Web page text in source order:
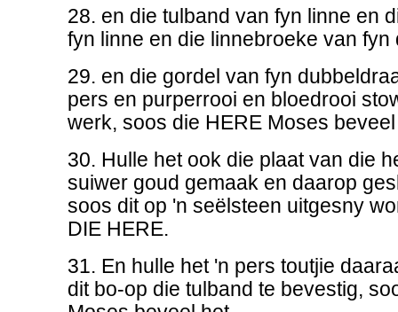
28. en die tulband van fyn linne en
fyn linne en die linnebroeke van
29. en die gordel van fyn
pers en purperrooi en bloedrooi
werk, soos die HERE Moses
30. Hulle het ook die plaat van die
suiwer goud gemaak en daarop
soos dit op 'n seëlsteen uitgesny
DIE HERE.
31. En hulle het 'n pers toutjie
dit bo-op die tulband te bevestig,